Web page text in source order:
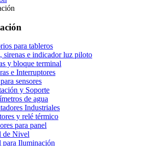
para tableros
sirenas e indicador luz piloto
y bloque terminal
e Interruptores
sensores
y Soporte
de agua
Industriales
y relé térmico
para panel
de Nivel
para Iluminación